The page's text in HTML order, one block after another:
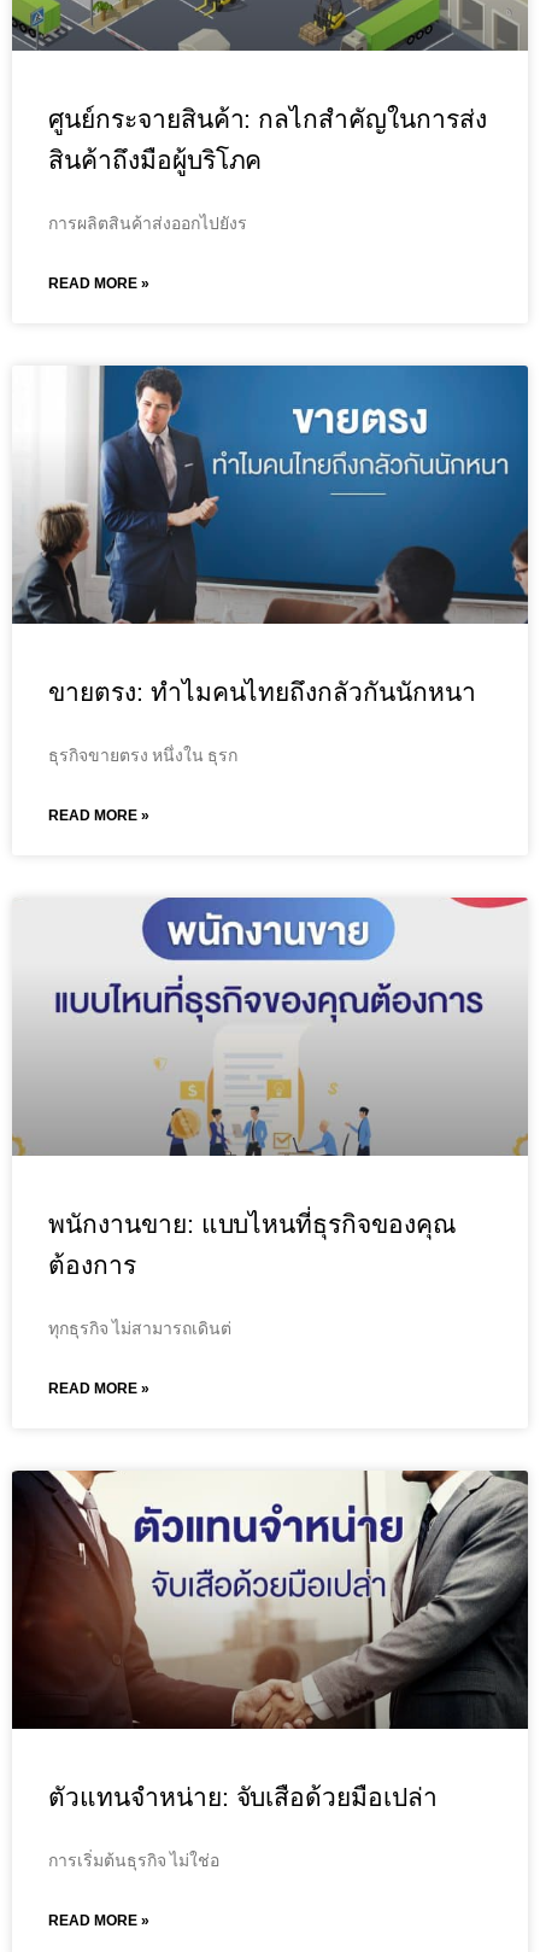
ศูนย์กระจายสินค้า: กลไกสำคัญในการส่ง
สินค้าถึงมือผู้บริโภค
การผลิตสินค้าส่งออกไปยังร
READ MORE »
ขายตรง: ทำไมคนไทยถึงกลัวกันนักหนา
ธุรกิจขายตรง หนึ่งใน ธุรก
READ MORE »
พนักงานขาย: แบบไหนที่ธุรกิจของคุณ
ต้องการ
ทุกธุรกิจ ไม่สามารถเดินต่
READ MORE »
ตัวแทนจำหน่าย: จับเสือด้วยมือเปล่า
การเริ่มต้นธุรกิจ ไม่ใช่อ
READ MORE »